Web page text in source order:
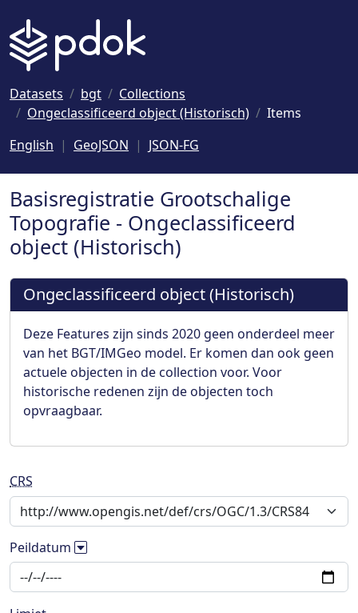
Datasets bgt
Collections
Ongeclassificeerd object (Historisch)
Items
English
GeoJSON JSON-FG
Basisregistratie Grootschalige
Topografie - Ongeclassificeerd
object (Historisch)
Ongeclassificeerd object (Historisch)
Deze Features zijn sinds 2020 geen onderdeel meer
van het BGT/IMGeo model. Er komen dan ook geen
actuele objecten in de collection voor. Voor
historische redenen zijn de objecten toch
opvraagbaar.
CRS
Peildatum